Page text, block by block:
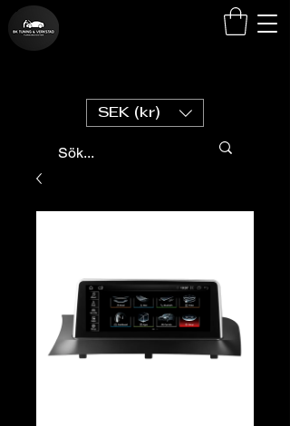
SEK (kr)